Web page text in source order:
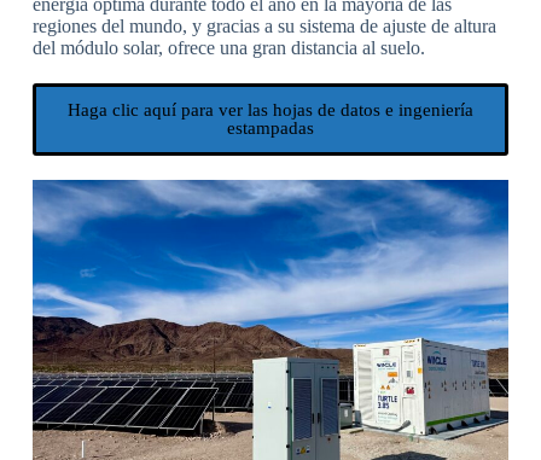
energía óptima durante todo el año en la mayoría de las
regiones del mundo, y gracias a su sistema de ajuste de altura
del módulo solar, ofrece una gran distancia al suelo.
Haga clic aquí para ver las hojas de datos e ingeniería
estampadas